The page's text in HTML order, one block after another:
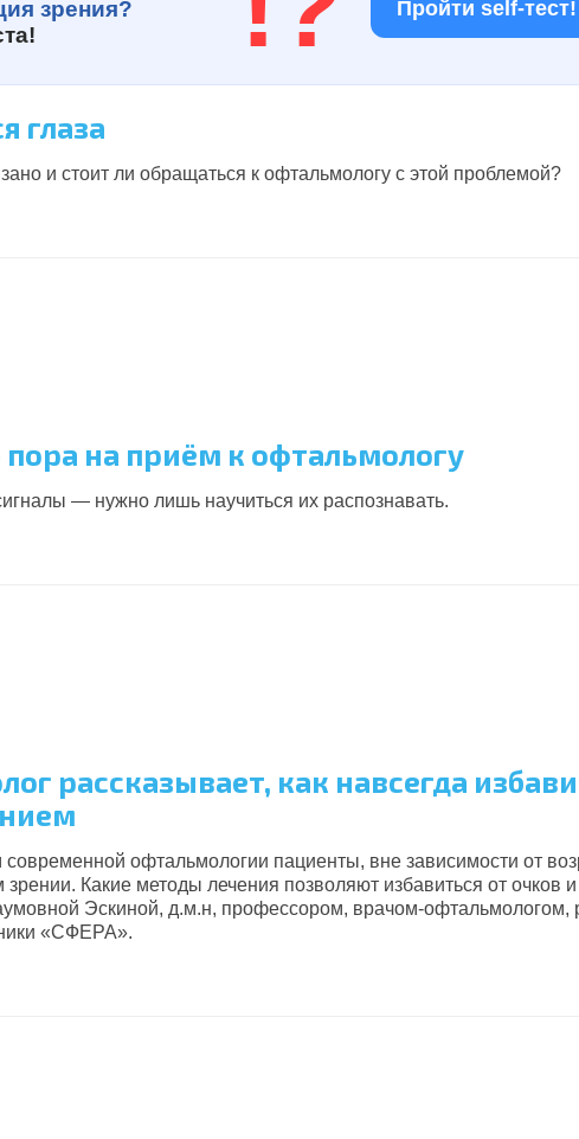
зрения?
Пройти self-тест!
глаза
и стоит ли обращаться к офтальмологу с этой проблемой?
пора на приём к офтальмологу
— нужно лишь научиться их распознавать.
рассказывает, как навсегда
офтальмологии пациенты, вне зависимости от
зрении. Какие методы лечения позволяют избавиться от очков и
Эскиной, д.м.н, профессором, врачом-офтальмологом,
«СФЕРА».